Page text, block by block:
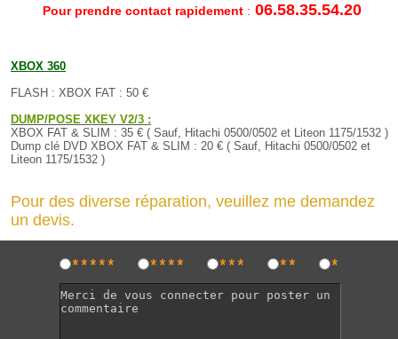
Pour prendre contact rapidement: 06.58.35.54.20
XBOX 360
FLASH : XBOX FAT : 50 €
DUMP/POSE XKEY V2/3 :
XBOX FAT & SLIM : 35 € ( Sauf, Hitachi 0500/0502 et Liteon 1175/1532 )
Dump clé DVD XBOX FAT & SLIM : 20 € ( Sauf, Hitachi 0500/0502 et
Liteon 1175/1532 )
Pour des diverse réparation, veuillez me demandez
un devis.
***** **** *** ** *